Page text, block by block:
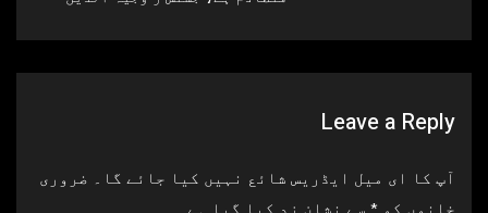
Leave a Reply
آپ کا ای میل ایڈریس شائع نہیں کیا جائے گا۔
ضروری
خانوں کو * سے نشان زد کیا گیا ہے